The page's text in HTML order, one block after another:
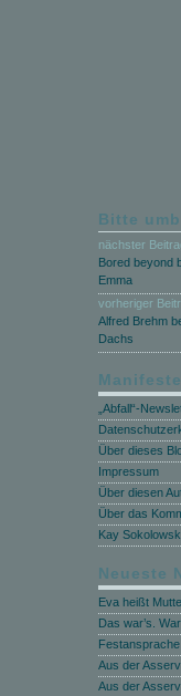
Bitte
nächster
Bored beyond
Emma
vorheriger
Alfred Brehm
Dachs
Manifeste
„Abfall“-
Über dieses
Impressum
Über diesen
Über das
Kay
Neueste
Eva heißt
Das war’s.
Festansprache
Aus der
Aus der